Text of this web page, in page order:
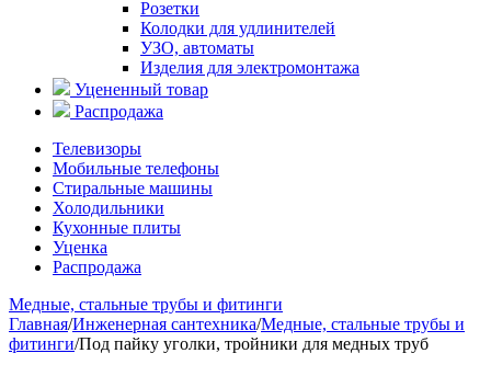
Розетки
Колодки для удлинителей
УЗО, автоматы
Изделия для электромонтажа
Уцененный товар
Распродажа
Телевизоры
Мобильные телефоны
Стиральные машины
Холодильники
Кухонные плиты
Уценка
Распродажа
Медные, стальные трубы и фитинги
Главная/Инженерная сантехника/Медные, стальные трубы и
фитинги/Под пайку уголки, тройники для медных труб